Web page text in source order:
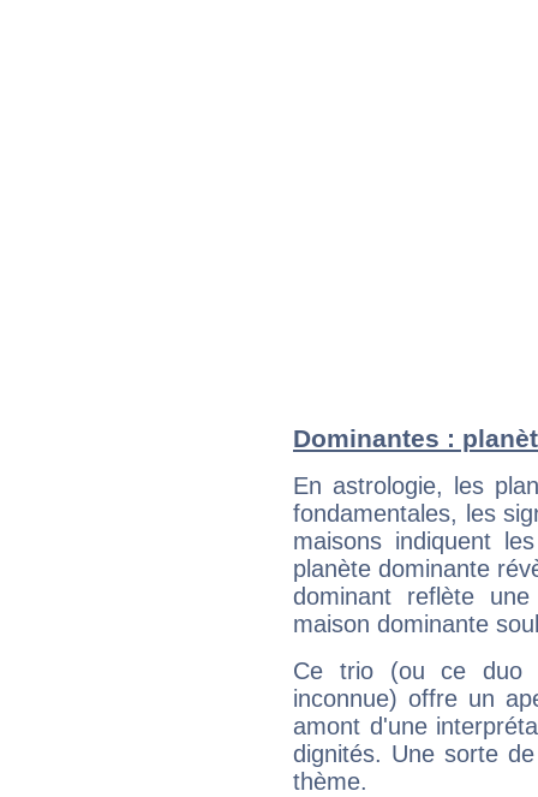
Dominantes :
En astrologie, les
fondamentales, les
maisons indiquent
planète dominante
dominant reflète
maison dominante
Ce trio (ou ce duo
inconnue) offre un
amont d'une
dignités. Une sorte
thème.